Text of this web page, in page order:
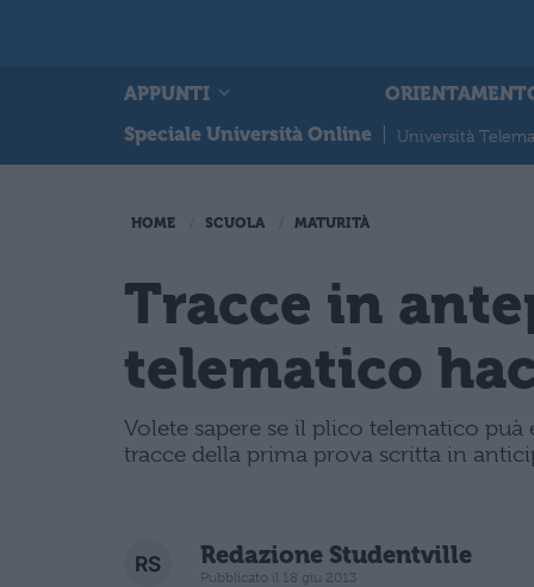
APPUNTI
Speciale Università Online
Università
HOME SCUOLA MATURITÀ
Tracce in
telematico
Volete sapere se il plico telematico puà
tracce della prima prova scritta in
Redazione Studentville
Pubblicato il 18 giu 2013